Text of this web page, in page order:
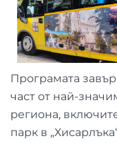
Програмата
част от най-
региона,
парк в